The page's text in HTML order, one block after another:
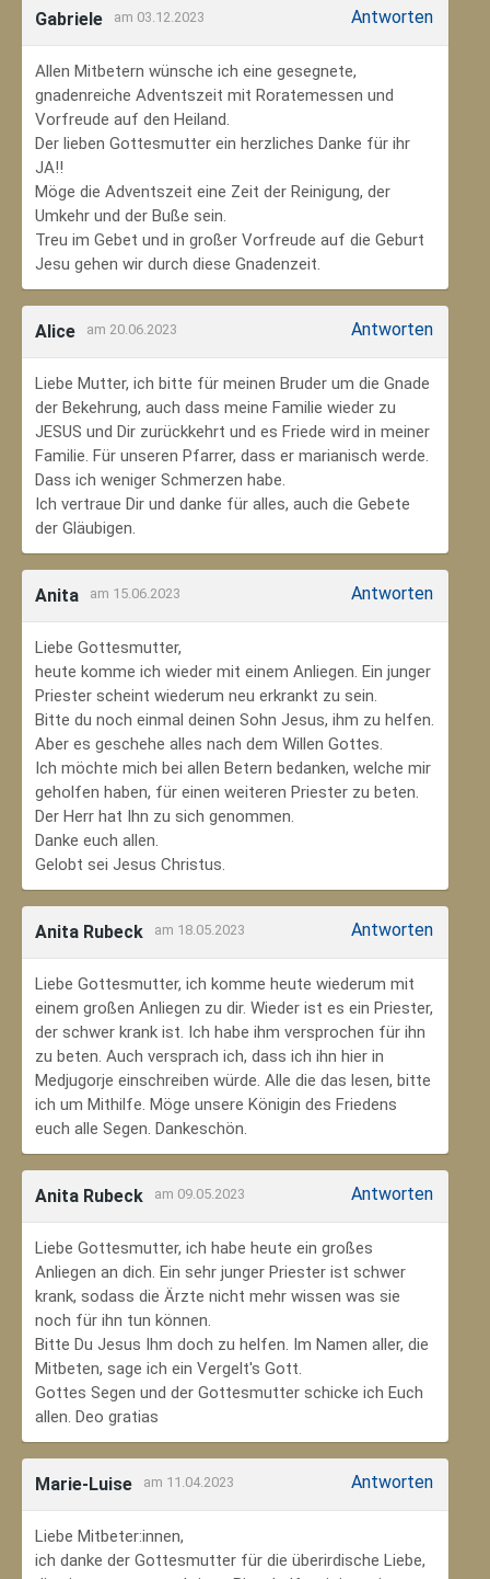
Gabriele am 03.12.2023 Antworten
Allen Mitbetern wünsche ich eine gesegnete,
gnadenreiche Adventszeit mit Roratemessen und
Vorfreude auf den Heiland.
Der lieben Gottesmutter ein herzliches Danke für ihr
JA!!
Möge die Adventszeit eine Zeit der Reinigung, der
Umkehr und der Buße sein.
Treu im Gebet und in großer Vorfreude auf die Geburt
Jesu gehen wir durch diese Gnadenzeit.
Alice am 20.06.2023 Antworten
Liebe Mutter, ich bitte für meinen Bruder um die Gnade
der Bekehrung, auch dass meine Familie wieder zu
JESUS und Dir zurückkehrt und es Friede wird in meiner
Familie. Für unseren Pfarrer, dass er marianisch werde.
Dass ich weniger Schmerzen habe.
Ich vertraue Dir und danke für alles, auch die Gebete
der Gläubigen.
Anita am 15.06.2023 Antworten
Liebe Gottesmutter,
heute komme ich wieder mit einem Anliegen. Ein junger
Priester scheint wiederum neu erkrankt zu sein.
Bitte du noch einmal deinen Sohn Jesus, ihm zu helfen.
Aber es geschehe alles nach dem Willen Gottes.
Ich möchte mich bei allen Betern bedanken, welche mir
geholfen haben, für einen weiteren Priester zu beten.
Der Herr hat Ihn zu sich genommen.
Danke euch allen.
Gelobt sei Jesus Christus.
Anita Rubeck am 18.05.2023 Antworten
Liebe Gottesmutter, ich komme heute wiederum mit
einem großen Anliegen zu dir. Wieder ist es ein Priester,
der schwer krank ist. Ich habe ihm versprochen für ihn
zu beten. Auch versprach ich, dass ich ihn hier in
Medjugorje einschreiben würde. Alle die das lesen, bitte
ich um Mithilfe. Möge unsere Königin des Friedens
euch alle Segen. Dankeschön.
Anita Rubeck am 09.05.2023 Antworten
Liebe Gottesmutter, ich habe heute ein großes
Anliegen an dich. Ein sehr junger Priester ist schwer
krank, sodass die Ärzte nicht mehr wissen was sie
noch für ihn tun können.
Bitte Du Jesus Ihm doch zu helfen. Im Namen aller, die
Mitbeten, sage ich ein Vergelt's Gott.
Gottes Segen und der Gottesmutter schicke ich Euch
allen. Deo gratias
Marie-Luise am 11.04.2023 Antworten
Liebe Mitbeter:innen,
ich danke der Gottesmutter für die überirdische Liebe,